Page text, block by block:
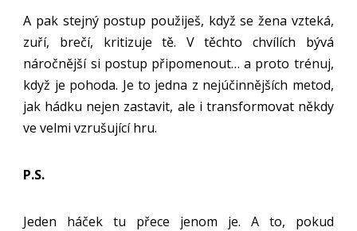
A pak stejný postup použiješ, když se žena vzteká,
zuří, brečí, kritizuje tě. V těchto chvílích bývá
náročnější si postup připomenout… a proto trénuj,
když je pohoda. Je to jedna z nejúčinnějších metod,
jak hádku nejen zastavit, ale i transformovat někdy
ve velmi vzrušující hru.
P.S.
Jeden háček tu přece jenom je. A to, pokud